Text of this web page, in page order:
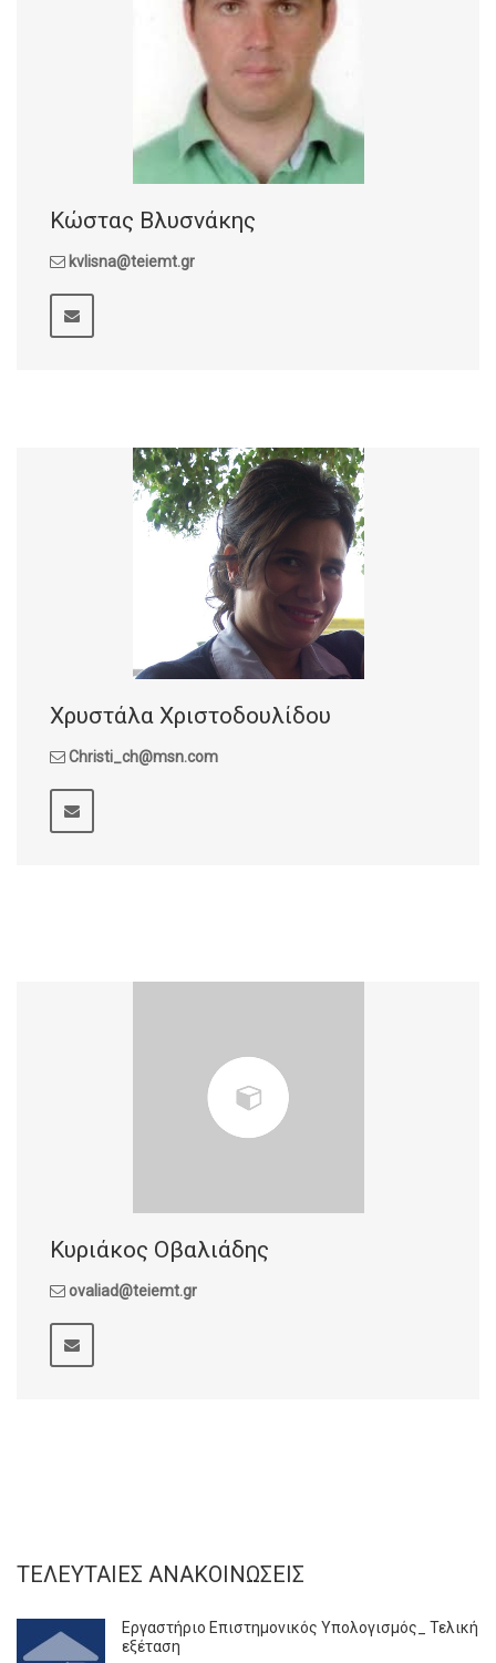
Κώστας Βλυσνάκης
kvlisna@teiemt.gr
Χρυστάλα Xριστοδουλίδου
Christi_ch@msn.com
Κυριάκος Οβαλιάδης
ovaliad@teiemt.gr
ΤΕΛΕΥΤΑΊΕΣ ΑΝΑΚΟΙΝΏΣΕΙΣ
Εργαστήριο Επιστημονικός Υπολογισμός_ Τελική
εξέταση